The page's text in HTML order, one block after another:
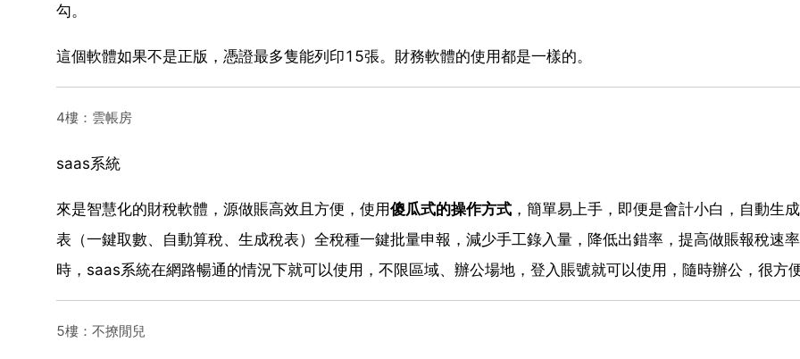
勾。
這個軟體如果不是正版，憑證最多隻能列印15張。財務軟體的使用都是一樣的。
4樓：雲帳房
saas系統
來是智慧化的財稅軟體，源做賬高效且方便，使用傻瓜式的操作方式 ，簡單易上手，即便是會計小白，自動生
表（一鍵取數、自動算稅、生成稅表）全稅種一鍵批量申報，減少手工錄入量，降低出錯率，提高做賬報稅速
時，saas系統在網路暢通的情況下就可以使用，不限區域、辦公場地，登入賬號就可以使用，隨時辦公，很方
5樓：不撩閒兒